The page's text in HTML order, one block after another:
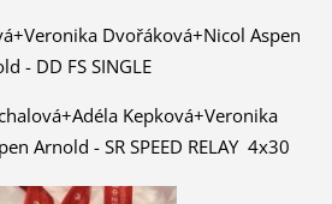
Dvořáková+Nicol Aspen
- DD FS SINGLE
Kepková+Veronika
Arnold - SR SPEED RELAY 4x30